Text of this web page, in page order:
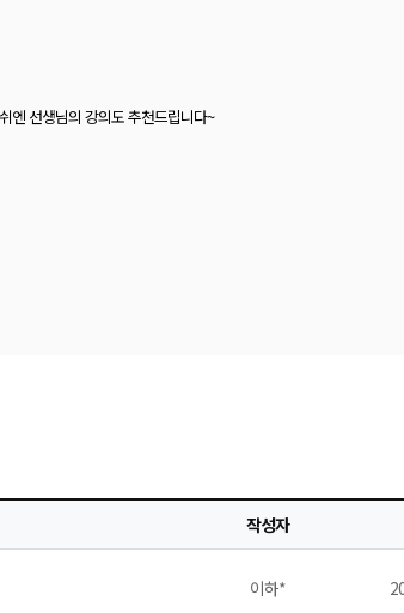
엔 선생님의 강의도 추천드립니다~
작성자
이하*